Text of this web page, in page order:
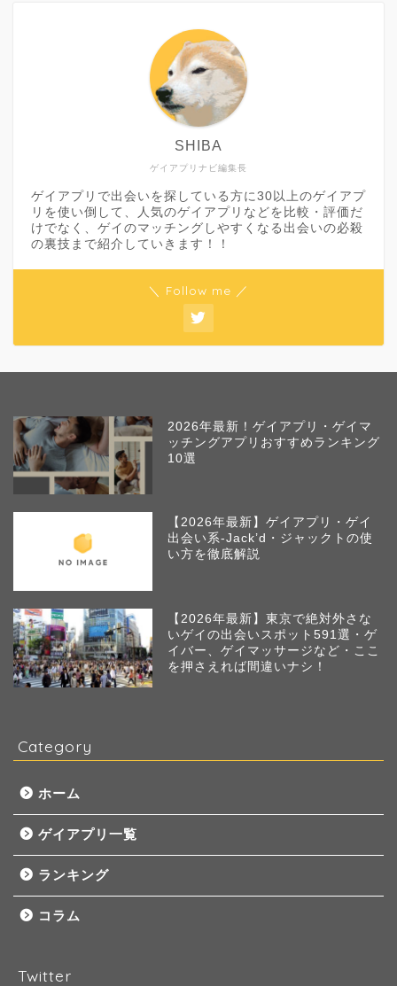
ゲイアプリナビ編集長
SHIBA
ゲイアプリで出会いを探している方に30以上のゲイアプ
リを使い倒して、人気のゲイアプリなどを比較・評価だ
けでなく、ゲイのマッチングしやすくなる出会いの必殺
の裏技まで紹介していきます！！
＼ Follow me ／
2026年最新！ゲイアプリ・ゲイマ
ッチングアプリおすすめランキング
10選
【2026年最新】ゲイアプリ・ゲイ
出会い系-Jack’d・ジャックトの使
い方を徹底解説
【2026年最新】東京で絶対外さな
いゲイの出会いスポット591選・ゲ
イバー、ゲイマッサージなど・ここ
を押さえれば間違いナシ！
Category
ホーム
ゲイアプリ一覧
ランキング
コラム
Twitter